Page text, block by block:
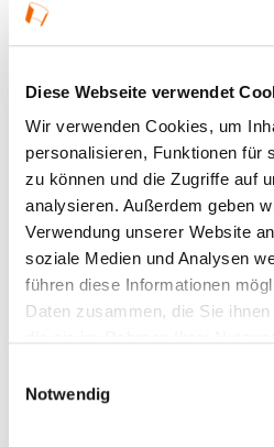
Diese Webseite verwendet
Wir verwenden Cookies, um
personalisieren, Funktionen für
zu können und die Zugriffe auf
analysieren. Außerdem geben
Verwendung unserer Website
soziale Medien und Analysen
führen diese Informationen
Daten zusammen, die Sie
Notwendig
Details
09.09.2026, 17:30 Uhr in
Veranstaltungstyp:Vortrag
Kosten und Anmeldung
Ort und Anfahrt